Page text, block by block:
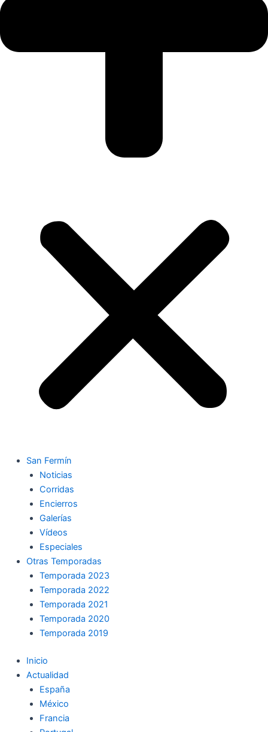
San Fermín
Noticias
Corridas
Encierros
Galerías
Vídeos
Especiales
Otras Temporadas
Temporada 2023
Temporada 2022
Temporada 2021
Temporada 2020
Temporada 2019
Inicio
Actualidad
España
México
Francia